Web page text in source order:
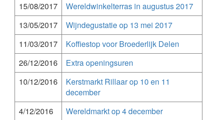
15/08/2017
Wereldwinkelterras in augustus 2017
13/05/2017
Wijndegustatie op 13 mei 2017
11/03/2017
Koffiestop voor Broederlijk Delen
26/12/2016
Extra openingsuren
10/12/2016
Kerstmarkt Rillaar op 10 en 11
december
4/12/2016
Wereldmarkt op 4 december